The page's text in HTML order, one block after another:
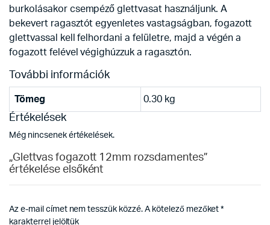
burkolásakor csempéző glettvasat használjunk. A
bekevert ragasztót egyenletes vastagságban, fogazott
glettvassal kell felhordani a felületre, majd a végén a
fogazott felével végighúzzuk a ragasztón.
További információk
Tömeg 0.30 kg
Értékelések
Még nincsenek értékelések.
„Glettvas fogazott 12mm rozsdamentes”
értékelése elsőként
Az e-mail címet nem tesszük közzé. A kötelező mezőket*
karakterrel jelöltük